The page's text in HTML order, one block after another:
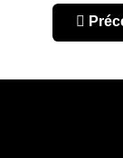
Article